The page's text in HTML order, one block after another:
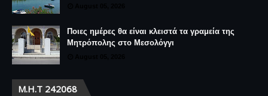
Ποιες ημέρες θα είναι κλειστά τα γραμεία της
Μητρόπολης στο Μεσολόγγι
Μ.Η.Τ 242068